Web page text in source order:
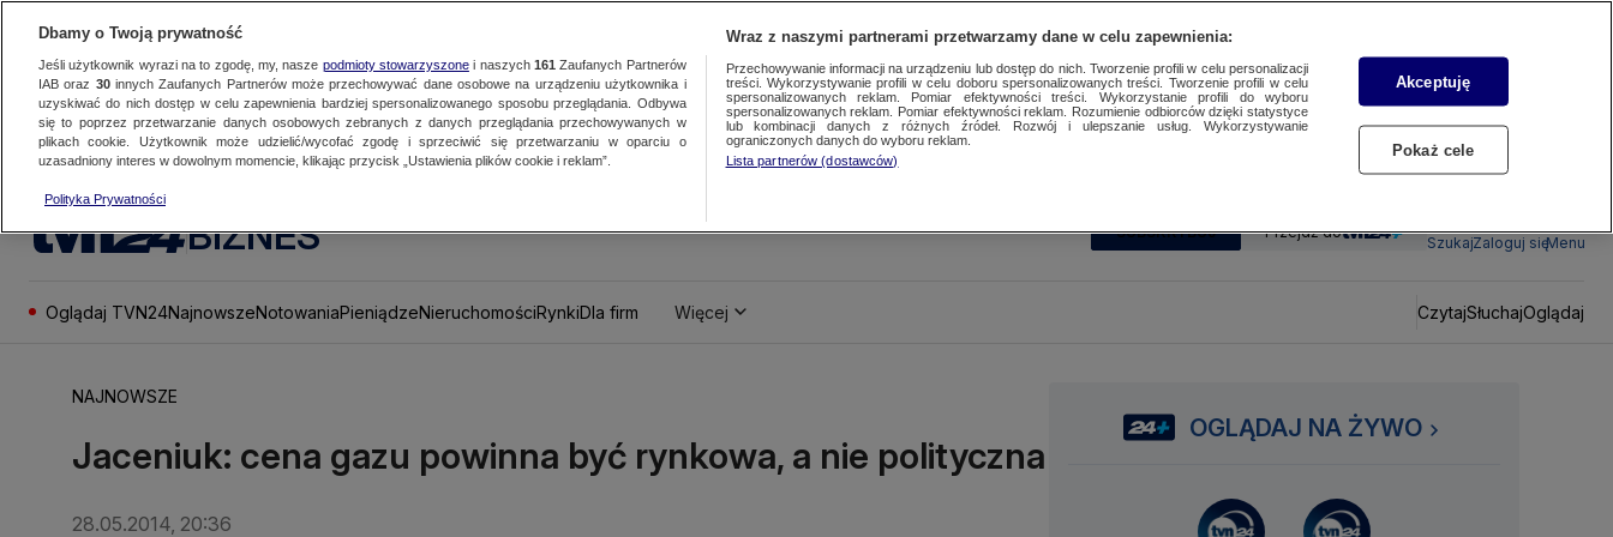
BIZNES SUBSKRYBUJ Przejdź do
SzukajZaloguj sięMenu
Oglądaj TVN24NajnowszeNotowaniaPieniądzeNieruchomościRynkiDla firm Więcej CzytajSłuchajOglądaj
NAJNOWSZE
Jaceniuk: cena gazu powinna być rynkowa, a nie polityczna
28.05.2014, 20:36
OGLĄDAJ NA ŻYWO
Dbamy o Twoją prywatność
Jeśli użytkownik wyrazi na to zgodę, my, nasze podmioty stowarzyszonei naszych 161 Zaufanych Partnerów
IAB oraz 30innych Zaufanych Partnerów może przechowywać dane osobowe na urządzeniu użytkownika i
uzyskiwać do nich dostęp w celu zapewnienia bardziej spersonalizowanego sposobu przeglądania. Odbywa
się to poprzez przetwarzanie danych osobowych zebranych z danych przeglądania przechowywanych w
plikach cookie. Użytkownik może udzielić/wycofać zgodę i sprzeciwić się przetwarzaniu w oparciu o
uzasadniony interes w dowolnym momencie, klikając przycisk „Ustawienia plików cookie i reklam”.
Polityka Prywatności
Wraz z naszymi partnerami przetwarzamy dane w celu zapewnienia:
Przechowywanie informacji na urządzeniu lub dostęp do nich. Tworzenie profili w celu personalizacji
treści. Wykorzystywanie profili w celu doboru spersonalizowanych treści. Tworzenie profili w celu
spersonalizowanych reklam. Pomiar efektywności treści. Wykorzystanie profili do wyboru
spersonalizowanych reklam. Pomiar efektywności reklam. Rozumienie odbiorców dzięki statystyce
lub kombinacji danych z różnych źródeł. Rozwój i ulepszanie usług. Wykorzystywanie
ograniczonych danych do wyboru reklam.
Lista partnerów (dostawców)
Akceptuję
Pokaż cele